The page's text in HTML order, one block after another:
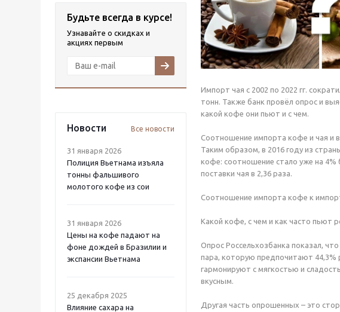
Будьте всегда в курсе!
Узнавайте о скидках и
акциях первым
Новости Все новости
31 января 2026
Полиция Вьетнама изъяла
тонны фальшивого
молотого кофе из сои
31 января 2026
Цены на кофе падают на
фоне дождей в Бразилии и
экспансии Вьетнама
25 декабря 2025
Влияние сахара на
Импорт чая с 2002 по 2022 гг.
тонн. Также банк провёл опрос и
какой кофе они пьют и с чем.
Соотношение импорта кофе и чая и в
Таким образом, в 2016 году из
кофе: соотношение стало уже на 4%
поставки чая в 2,36 раза.
Соотношение импорта кофе к
Какой кофе, с чем и как часто пьют
Опрос Россельхозбанка показал,
пара, которую предпочитают 44,3%
гармонируют с мягкостью и
вкусным.
Другая часть опрошенных – это